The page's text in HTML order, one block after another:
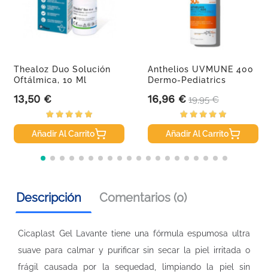
Thealoz Duo Solución
Oftálmica, 10 Ml
Precio
13,50 €
Añadir Al Carrito
Anthelios UVMUNE 400
Dermo-Pediatrics
Precio
16,96 € Precio base
19,95 €
Añadir Al Carrito
Descripción Comentarios (0)
Cicaplast Gel Lavante tiene una fórmula espumosa ultra
suave para calmar y purificar sin secar la piel irritada o
frágil causada por la sequedad, limpiando la piel sin